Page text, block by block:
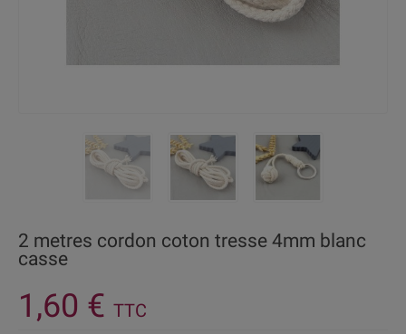
2 metres cordon coton tresse 4mm blanc
casse
1,60 € TTC